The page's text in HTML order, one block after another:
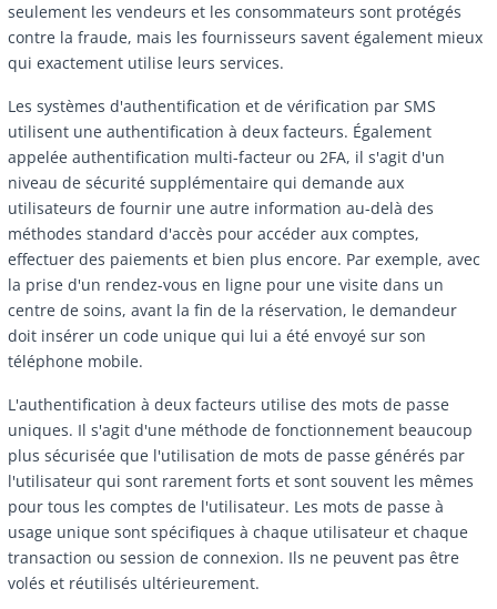
seulement les vendeurs et les consommateurs sont protégés
contre la fraude, mais les fournisseurs savent également mieux
qui exactement utilise leurs services.
Les systèmes d'authentification et de vérification par SMS
utilisent une authentification à deux facteurs. Également
appelée authentification multi-facteur ou 2FA, il s'agit d'un
niveau de sécurité supplémentaire qui demande aux
utilisateurs de fournir une autre information au-delà des
méthodes standard d'accès pour accéder aux comptes,
effectuer des paiements et bien plus encore. Par exemple, avec
la prise d'un rendez-vous en ligne pour une visite dans un
centre de soins, avant la fin de la réservation, le demandeur
doit insérer un code unique qui lui a été envoyé sur son
téléphone mobile.
L'authentification à deux facteurs utilise des mots de passe
uniques. Il s'agit d'une méthode de fonctionnement beaucoup
plus sécurisée que l'utilisation de mots de passe générés par
l'utilisateur qui sont rarement forts et sont souvent les mêmes
pour tous les comptes de l'utilisateur. Les mots de passe à
usage unique sont spécifiques à chaque utilisateur et chaque
transaction ou session de connexion. Ils ne peuvent pas être
volés et réutilisés ultérieurement.